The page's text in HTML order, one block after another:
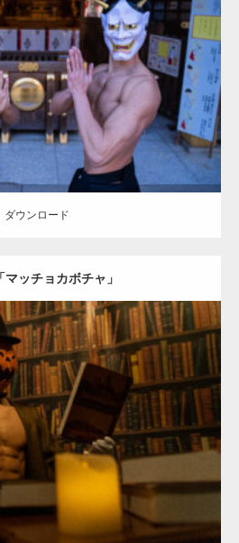
2023.02.11
kaichan AKIHITO(細マッチョ) 外資系筋肉
二頭筋 肩 大田区 (東京)
ダウンロード
マッチョカボチャ」
2023.02.11
チョ その他 AKIHITO(細マッチョ)
大胸
腹筋 姫路 (兵庫)